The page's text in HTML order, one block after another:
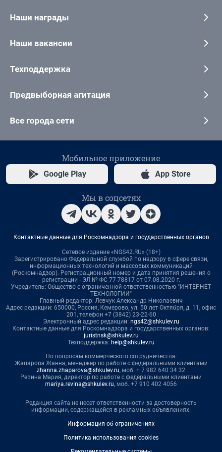
Наши награды
Наши вакансии
Техподдержка
Предвыборная агитация
Все города сети
Мобильное приложение
Google Play App Store
Мы в соцсетях
Контактные данные для Роскомнадзора и государственных органов
Сетевое издание «NGS42.RU» (18+)
Зарегистрировано Федеральной службой по надзору в сфере связи,
информационных технологий и массовых коммуникаций
(Роскомнадзор). Регистрационный номер и дата принятия решения о
регистрации - ЭЛ № ФС 77-78817 от 07.08.2020 г.
Учредитель: Общество с ограниченной ответственностью "ИНТЕРНЕТ
ТЕХНОЛОГИИ"
Главный редактор: Левчук Александр Николаевич
Адрес редакции: 650000, Россия, Кемерово, ул. 50 лет Октября, д. 11, офис
201, телефон +7 (3842) 23-22-60
Электронный адрес редакции: ngs42@shkulev.ru
Контактные данные для Роскомнадзора и государственных органов:
juristnsk@shkulev.ru
Техподдержка: help@shkulev.ru
По вопросам коммерческого сотрудничества:
Жапарова Жанна, менеджер по работе с федеральными клиентами
zhanna.zhaparova@shkulev.ru, моб. + 7 982 640 34 32
Ревина Мария, директор по работе с федеральными клиентами
mariya.revina@shkulev.ru, моб. +7 910 402 4056
Редакция сайта не несет ответственности за достоверность
информации, содержащейся в рекламных объявлениях.
Информация об ограничениях
Политика использования cookies